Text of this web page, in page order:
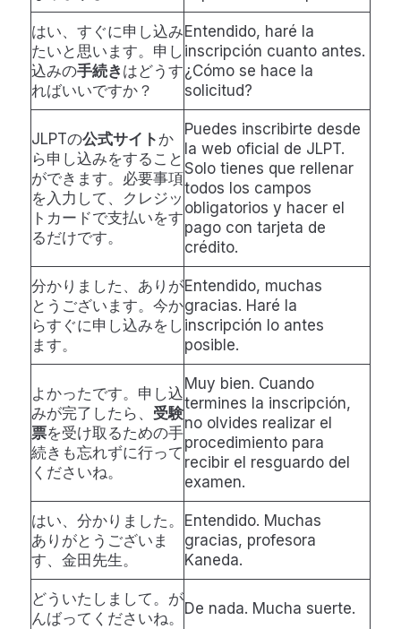
はい、すぐに申し込み
たいと思います。申し
込みの手続き はどうす
ればいいですか？
Entendido, haré la
inscripción cuanto antes.
¿Cómo se hace la
solicitud?
JLPTの公式サイト か
ら申し込みをすること
ができます。必要事項
を入力して、クレジッ
トカードで支払いをす
るだけです。
Puedes inscribirte desde
la web oficial de JLPT.
Solo tienes que rellenar
todos los campos
obligatorios y hacer el
pago con tarjeta de
crédito.
分かりました、ありが
とうございます。今か
らすぐに申し込みをし
ます。
Entendido, muchas
gracias. Haré la
inscripción lo antes
posible.
よかったです。申し込
みが完了したら、 受験
票を受け取るための手
続きも忘れずに行って
くださいね。
Muy bien. Cuando
termines la inscripción,
no olvides realizar el
procedimiento para
recibir el resguardo del
examen.
はい、分かりました。
ありがとうございま
す、金田先生。
Entendido. Muchas
gracias, profesora
Kaneda.
どういたしまして。が
んばってくださいね。
De nada. Mucha suerte.